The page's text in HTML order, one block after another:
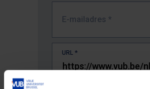
E-mailadres *
URL *
De volledige URL van de pagina